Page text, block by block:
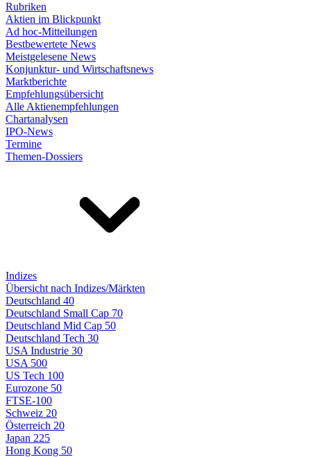
Rubriken
Aktien im Blickpunkt
Ad hoc-Mitteilungen
Bestbewertete News
Meistgelesene News
Konjunktur- und Wirtschaftsnews
Marktberichte
Empfehlungsübersicht
Alle Aktienempfehlungen
Chartanalysen
IPO-News
Termine
Themen-Dossiers
Indizes
Übersicht nach Indizes/Märkten
Deutschland 40
Deutschland Small Cap 70
Deutschland Mid Cap 50
Deutschland Tech 30
USA Industrie 30
USA 500
US Tech 100
Eurozone 50
FTSE-100
Schweiz 20
Österreich 20
Japan 225
Hong Kong 50